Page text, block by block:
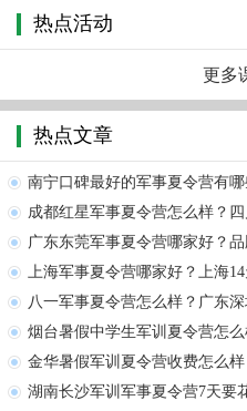
热点活动
更多
热点文章
南宁口碑最好的军事夏令营有
成都红星军事夏令营怎么样？
广东东莞军事夏令营哪家好？品
上海军事夏令营哪家好？上海
八一军事夏令营怎么样？广东
烟台暑假中学生军训夏令营怎么
金华暑假军训夏令营收费怎么
湖南长沙军训军事夏令营7天要